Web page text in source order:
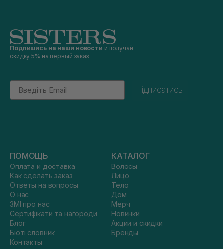
Подпишись на наши новости и получай
скидку 5% на первый заказ
Email
підписатись
ПОМОЩЬ
Оплата и доставка
Как сделать заказ
Ответы на вопросы
О нас
ЗМІ про нас
Сертифікати та нагороди
Блог
Бюті словник
Контакты
КАТАЛОГ
Волосы
Лицо
Тело
Дом
Мерч
Новинки
Акции и скидки
Бренды